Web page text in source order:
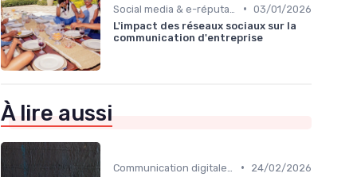
• 03/01/2026
L'impact des réseaux sociaux sur la
communication d'entreprise
À lire aussi
•
24/02/2026